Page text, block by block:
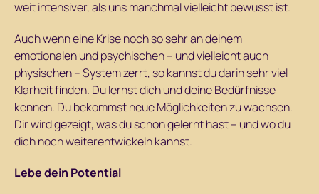
weit intensiver, als uns manchmal vielleicht bewusst ist.
Auch wenn eine Krise noch so sehr an deinem
emotionalen und psychischen – und vielleicht auch
physischen – System zerrt, so kannst du darin sehr viel
Klarheit finden. Du lernst dich und deine Bedürfnisse
kennen. Du bekommst neue Möglichkeiten zu wachsen.
Dir wird gezeigt, was du schon gelernt hast – und wo du
dich noch weiterentwickeln kannst.
Lebe dein Potential